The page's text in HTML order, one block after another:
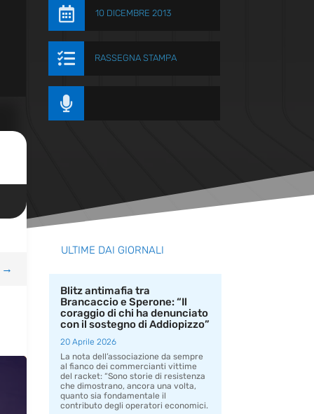
 10 DICEMBRE 2013
 RASSEGNA STAMPA

ULTIME DAI GIORNALI
Blitz antimafia tra
Brancaccio e Sperone: “Il
coraggio di chi ha denunciato
con il sostegno di Addiopizzo”
20 Aprile 2026
La nota dell’associazione da sempre
al fianco dei commercianti vittime
del racket: “Sono storie di resistenza
che dimostrano, ancora una volta,
quanto sia fondamentale il
contributo degli operatori economici.